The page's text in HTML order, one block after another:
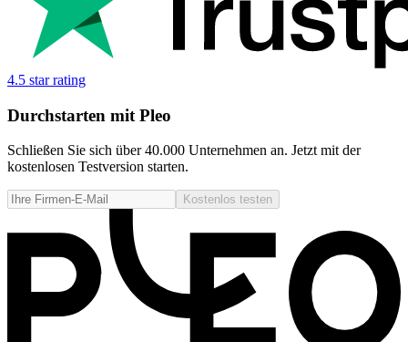
4.5 star rating
Durchstarten mit Pleo
Schließen Sie sich über 40.000 Unternehmen an. Jetzt mit der
kostenlosen Testversion starten.
Kostenlos testen